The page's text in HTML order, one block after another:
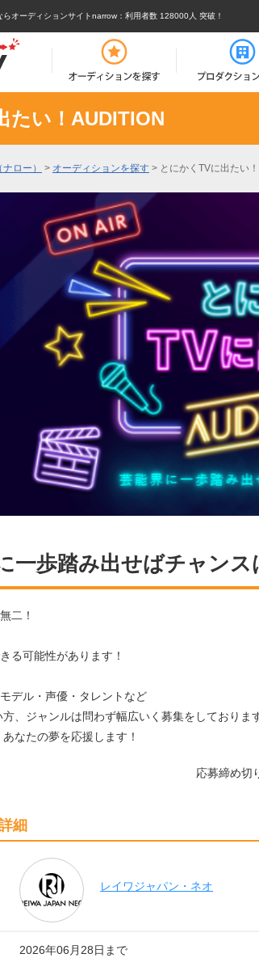
オーディションサイトnarrow ：利用者数 128000人 突破！
たい！AUDITION
ロー） > オーディションを探す > とにかくTVに出たい
一歩踏み出せばチャンス
二！
る可能性があります！
デル・声優・タレントなど
、ジャンルは問わず幅広いく募集をしております
なたの夢を応援します！
応募締め切
細
レイワジャパン・ネオ
2026年06月28日まで